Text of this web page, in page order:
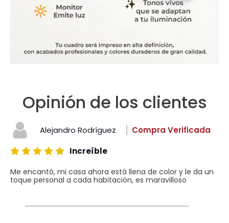
Opinión de los clientes
Alejandro Rodríguez
Compra Verificada
Increíble
Me encantó, mi casa ahora está llena de color y le da un
toque personal a cada habitación, es maravilloso